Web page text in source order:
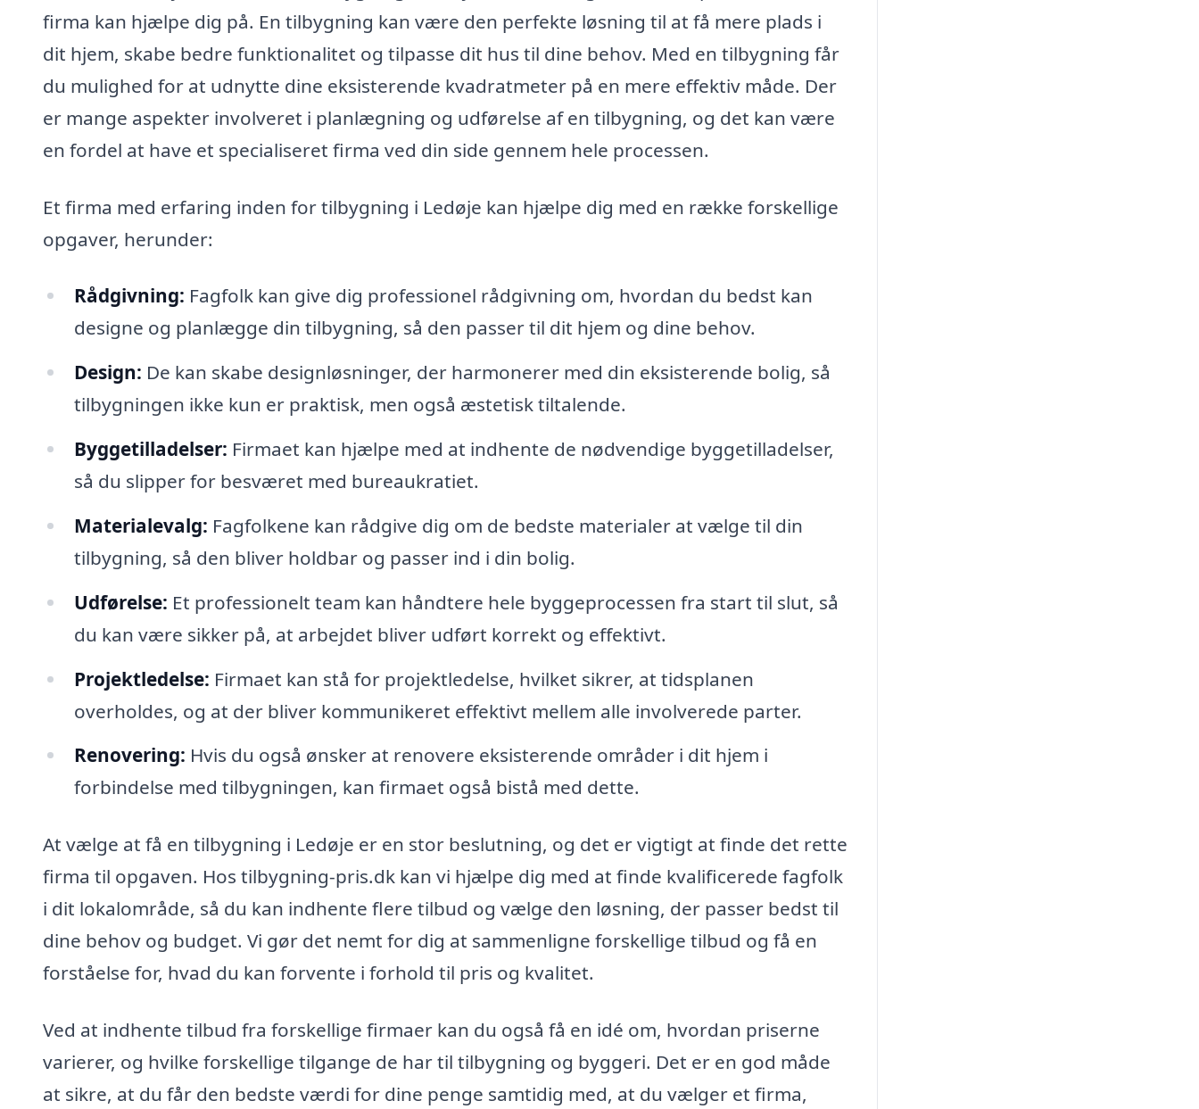
firma kan hjælpe dig på. En tilbygning kan være den perfekte løsning til at få mere plads i
dit hjem, skabe bedre funktionalitet og tilpasse dit hus til dine behov. Med en tilbygning får
du mulighed for at udnytte dine eksisterende kvadratmeter på en mere effektiv måde. Der
er mange aspekter involveret i planlægning og udførelse af en tilbygning, og det kan være
en fordel at have et specialiseret firma ved din side gennem hele processen.
Et firma med erfaring inden for tilbygning i Ledøje kan hjælpe dig med en række forskellige
opgaver, herunder:
Rådgivning: Fagfolk kan give dig professionel rådgivning om, hvordan du bedst kan
designe og planlægge din tilbygning, så den passer til dit hjem og dine behov.
Design: De kan skabe designløsninger, der harmonerer med din eksisterende bolig, så
tilbygningen ikke kun er praktisk, men også æstetisk tiltalende.
Byggetilladelser: Firmaet kan hjælpe med at indhente de nødvendige byggetilladelser,
så du slipper for besværet med bureaukratiet.
Materialevalg: Fagfolkene kan rådgive dig om de bedste materialer at vælge til din
tilbygning, så den bliver holdbar og passer ind i din bolig.
Udførelse: Et professionelt team kan håndtere hele byggeprocessen fra start til slut, så
du kan være sikker på, at arbejdet bliver udført korrekt og effektivt.
Projektledelse: Firmaet kan stå for projektledelse, hvilket sikrer, at tidsplanen
overholdes, og at der bliver kommunikeret effektivt mellem alle involverede parter.
Renovering: Hvis du også ønsker at renovere eksisterende områder i dit hjem i
forbindelse med tilbygningen, kan firmaet også bistå med dette.
At vælge at få en tilbygning i Ledøje er en stor beslutning, og det er vigtigt at finde det rette
firma til opgaven. Hos tilbygning-pris.dk kan vi hjælpe dig med at finde kvalificerede fagfolk
i dit lokalområde, så du kan indhente flere tilbud og vælge den løsning, der passer bedst til
dine behov og budget. Vi gør det nemt for dig at sammenligne forskellige tilbud og få en
forståelse for, hvad du kan forvente i forhold til pris og kvalitet.
Ved at indhente tilbud fra forskellige firmaer kan du også få en idé om, hvordan priserne
varierer, og hvilke forskellige tilgange de har til tilbygning og byggeri. Det er en god måde
at sikre, at du får den bedste værdi for dine penge samtidig med, at du vælger et firma,